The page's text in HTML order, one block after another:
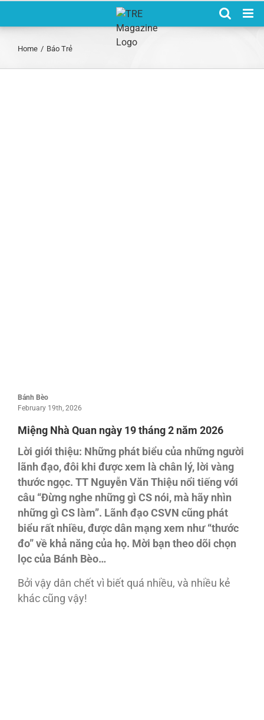
Home / Báo Trẻ
Bánh Bèo
February 19th, 2026
Miệng Nhà Quan ngày 19 tháng 2 năm 2026
Lời giới thiệu: Những phát biểu của những người
lãnh đạo, đôi khi được xem là chân lý, lời vàng
thước ngọc. TT Nguyễn Văn Thiệu nổi tiếng với
câu “Đừng nghe những gì CS nói, mà hãy nhìn
những gì CS làm”. Lãnh đạo CSVN cũng phát
biểu rất nhiều, được dân mạng xem như “thước
đo” về khả năng của họ. Mời bạn theo dõi chọn
lọc của Bánh Bèo…
Bởi vậy dân chết vì biết quá nhiều, và nhiều kẻ
khác cũng vậy!